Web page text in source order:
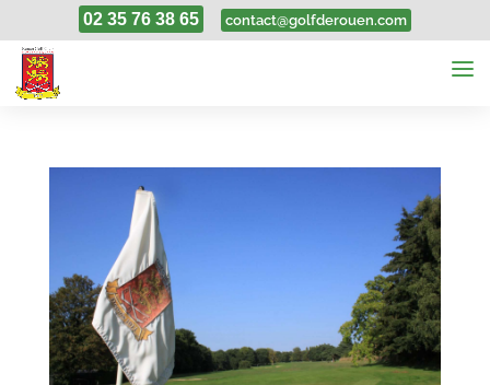
02 35 76 38 65 contact@golfderouen.com